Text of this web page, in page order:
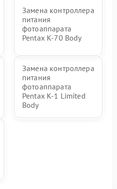
Замена контроллера
питания
фотоаппарата
Pentax K-70 Body
Замена контроллера
питания
фотоаппарата
Pentax K-1 Limited
Body